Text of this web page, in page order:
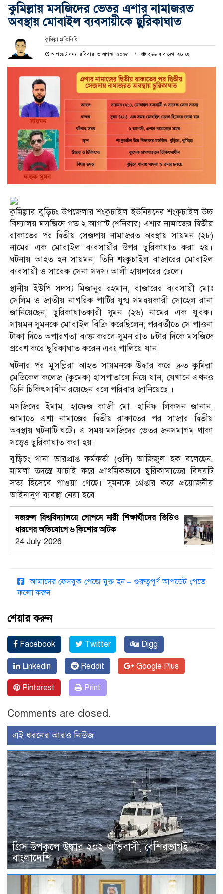
কুমিল্লায় মসজিদের ভেতর এশার নামাজরত
অবস্থায় মোবাইল ব্যবসায়ীকে ছুরিকাঘাত
কুমিল্লা প্রতিনিধি
আপডেট সময় রবিবার, ৩ আগস্ট, ২০২৫ ২৬৬ বার দেখা হয়েছে
কুমিল্লার বুড়িচং উপজেলার শংকুচাইল ইউনিয়নের শংকুচাইল উচ্চ
বিদ্যালয় মসজিদে গত ২ আগস্ট (শনিবার) এশার নামাজের দ্বিতীয়
রাকাতের পর দ্বিতীয় সেজদায় নামাজরত অবস্থায় সায়মন (২৮)
নামের এক মোবাইল ব্যবসায়ীর উপর ছুরিকাঘাত করা হয়।
ঘটনায় আহত হন সায়মন, তিনি শংকুচাইল বাজারের মোবাইল
ব্যবসায়ী ও সাবেক সেনা সদস্য আলী হায়দারের ছেলে।
স্থানীয় ইউপি সদস্য মিজানুর রহমান, বাজারের ব্যবসায়ী মোঃ
সেলিম ও জাতীয় নাগরিক পার্টির যুগ্ম সমন্বয়কারী সোহেল রানা
জানিয়েছেন, ছুরিকাঘাতকারী সুমন (২৬) নামের এক যুবক।
সায়মন সুমনকে মোবাইল বিক্রি করেছিলেন; পরবর্তীতে সে পাওনা
টাকা দিতে অপারগতা ব্যক্ত করলে সুমন রাত ৮টার দিকে মসজিদে
প্রবেশ করে ছুরিকাঘাত করেন এবং পালিয়ে যান।
ঘটনার পর মুসল্লিরা আহত সায়মনকে উদ্ধার করে দ্রুত কুমিল্লা
মেডিকেল কলেজ (কুমেক) হাসপাতালে নিয়ে যান, যেখানে এখনও
তিনি চিকিৎসাধীন রয়েছেন বলে পরিবার জানিয়েছে ।
মসজিদের ইমাম, হাফেজ কাজী মো. হানিফ লিকসন জানান,
জামাতে এশা নামাজের দ্বিতীয় রাকাতের পর সাজার দ্বিতীয়
অবস্থায় ঘটনাটি ঘটে। এ সময় মসজিদের ভেতর জনসমাগম থাকা
সত্ত্বেও ছুরিকাঘাত করা হয়।
বুড়িচং থানা ভারপ্রাপ্ত কর্মকর্তা (ওসি) আজিজুল হক বলেছেন,
মামলা তদন্তে যাচাই করে প্রাথমিকভাবে ছুরিকাঘাতের বিষয়টি
সত্য হিসেবে পাওয়া গেছে। সুমনকে গ্রেপ্তার করে প্রয়োজনীয়
আইনানুগ ব্যবস্থা নেয়া হবে
নজরুল বিশ্ববিদ্যালয়ে গোপনে নারী শিক্ষার্থীদের ভিডিও
ধারণের অভিযোগে ৬ কিশোর আটক
24 July 2026
আমাদের ফেসবুক পেজে যুক্ত হন – গুরুত্বপূর্ণ আপডেট পেতে
ফলো করুন
শেয়ার করুন
Facebook Twitter Digg
Linkedin Reddit Google Plus
Pinterest Print
Comments are closed.
এই ধরনের আরও নিউজ
গ্রিস উপকূলে উদ্ধার ২০২ অভিবাসী, বেশিরভাগই
বাংলাদেশি